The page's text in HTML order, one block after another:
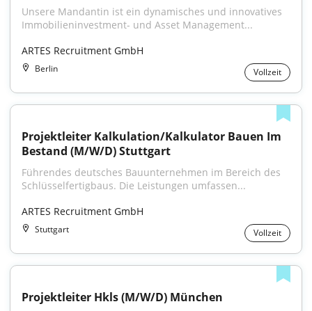
Unsere Mandantin ist ein dynamisches und innovatives
Immobilieninvestment- und Asset Management...
ARTES Recruitment GmbH
Berlin Vollzeit
Projektleiter Kalkulation/Kalkulator Bauen Im
Bestand (M/W/D) Stuttgart
Führendes deutsches Bauunternehmen im Bereich des
Schlüsselfertigbaus. Die Leistungen umfassen...
ARTES Recruitment GmbH
Stuttgart Vollzeit
Projektleiter Hkls (M/W/D) München